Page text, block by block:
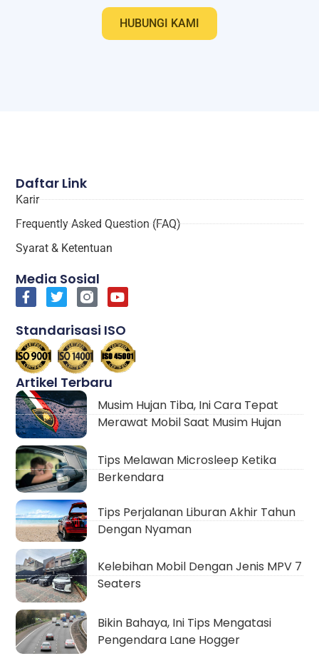
HUBUNGI KAMI
Artikel Terbaru
Musim Hujan Tiba, Ini Cara Tepat
Merawat Mobil Saat Musim Hujan
Tips Melawan Microsleep Ketika
Berkendara
Tips Perjalanan Liburan Akhir Tahun
Dengan Nyaman
Kelebihan Mobil Dengan Jenis MPV 7
Seaters
Bikin Bahaya, Ini Tips Mengatasi
Pengendara Lane Hogger
Daftar Link
Karir
Frequently Asked Question (FAQ)
Syarat & Ketentuan
Media Sosial
Standarisasi ISO